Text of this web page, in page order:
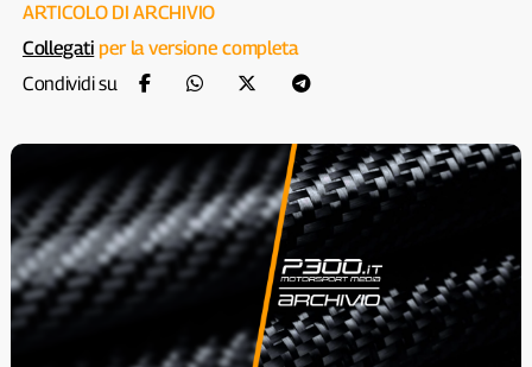
ARTICOLO DI ARCHIVIO
Collegati per la versione completa
Condividi su